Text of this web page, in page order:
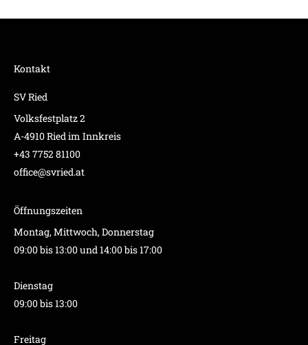
Kontakt
SV Ried
Volksfestplatz 2
A-4910 Ried im Innkreis
+43 7752 81100
office@svried.at
Öffnungszeiten
Montag, Mittwoch, Donnerstag
09:00 bis 13:00 und 14:00 bis 17:00
Dienstag
09:00 bis 13:00
Freitag